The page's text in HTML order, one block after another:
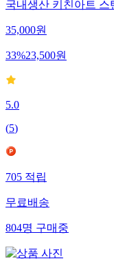
국내생산 키친아트 스
35,000원
33%23,500원
5.0
(5)
705적립
무료배송
804명구매중